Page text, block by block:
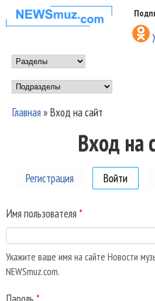
Перейти к
содержанию
НОВОСТИ
МУЗЫКИ И
ШОУ БИЗНЕСА
NEWSMUZ.COM
Main menu
Подразделы
Вы здесь
Главная» Вход на сайт
Вход на
Регистрация Войти
Имя пользователя *
Укажите ваше имя на сайте Новости
NEWSmuz.com.